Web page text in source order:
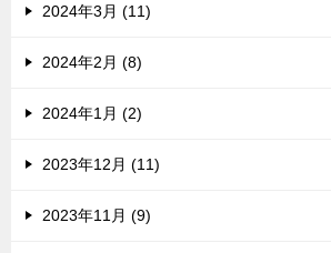
2024年3月 (11)
2024年2月 (8)
2024年1月 (2)
2023年12月 (11)
2023年11月 (9)